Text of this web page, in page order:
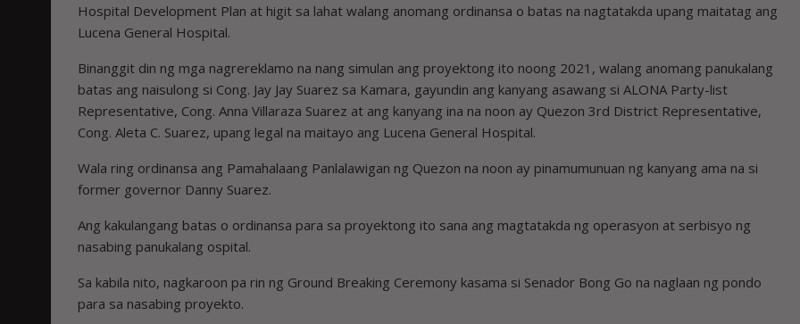
Hospital Development Plan at higit sa lahat walang anomang ordinansa o batas na nagtatakda upang maitatag ang
Lucena General Hospital.
Binanggit din ng mga nagrereklamo na nang simulan ang proyektong ito noong 2021, walang anomang panukalang
batas ang naisulong si Cong. Jay Jay Suarez sa Kamara, gayundin ang kanyang asawang si ALONA Party-list
Representative, Cong. Anna Villaraza Suarez at ang kanyang ina na noon ay Quezon 3rd District Representative,
Cong. Aleta C. Suarez, upang legal na maitayo ang Lucena General Hospital.
Wala ring ordinansa ang Pamahalaang Panlalawigan ng Quezon na noon ay pinamumunuan ng kanyang ama na si
former governor Danny Suarez.
Ang kakulangang batas o ordinansa para sa proyektong ito sana ang magtatakda ng operasyon at serbisyo ng
nasabing panukalang ospital.
Sa kabila nito, nagkaroon pa rin ng Ground Breaking Ceremony kasama si Senador Bong Go na naglaan ng pondo
para sa nasabing proyekto.